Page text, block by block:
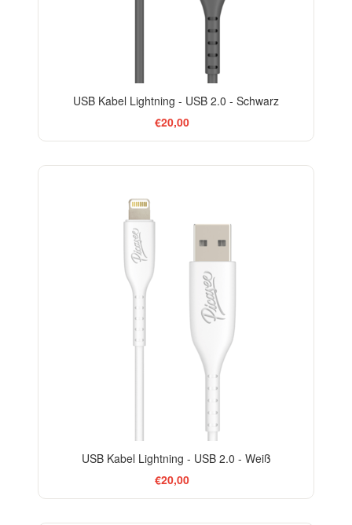
USB Kabel Lightning - USB 2.0 - Schwarz
€20,00
USB Kabel Lightning - USB 2.0 - Weiß
€20,00